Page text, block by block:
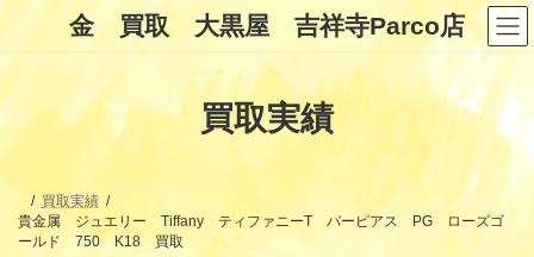
ン
キ
ッ
ー
に
移
金 買取 大黒屋 吉祥寺Parco店
買取実績
買取実績
貴金属 ジュエリー Tiffany ティファニーT バーピアス PG ローズゴ
ールド 750 K18 買取